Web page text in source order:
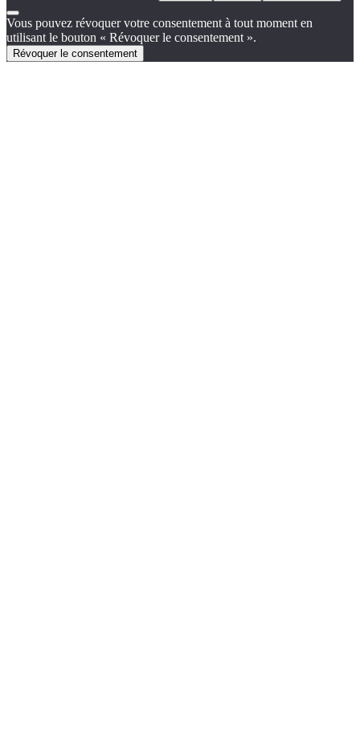
Vous pouvez révoquer votre consentement à tout moment en
utilisant le bouton « Révoquer le consentement ».
Révoquer le consentement